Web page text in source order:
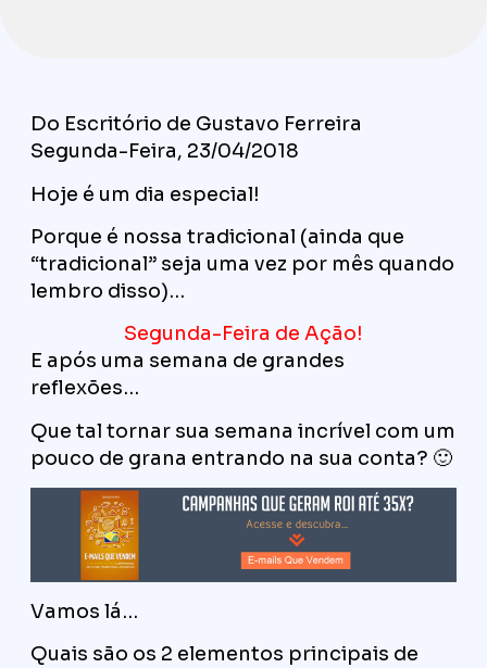
Do Escritório de Gustavo Ferreira
Segunda-Feira, 23/04/2018
Hoje é um dia especial!
Porque é nossa tradicional (ainda que
“tradicional” seja uma vez por mês quando
lembro disso)…
Segunda-Feira de Ação!
E após uma semana de grandes
reflexões…
Que tal tornar sua semana incrível com um
pouco de grana entrando na sua conta? 🙂
Vamos lá…
Quais são os 2 elementos principais de